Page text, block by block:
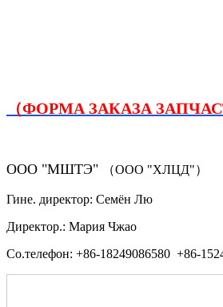
（ФОРМА ЗАКАЗА
ООО "МШТЭ" （ООО "ХЛЦД"）
Гине. директор: Семён Лю
Директор.: Мария Чжао
Со.телефон: +86-18249086580 +86-